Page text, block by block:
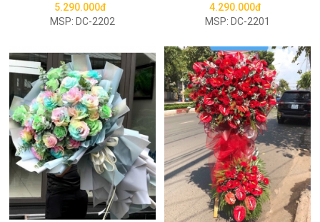
5.290.000đ
MSP: DC-2202
4.290.000đ
MSP: DC-2201
Mua ngay Mua ngay